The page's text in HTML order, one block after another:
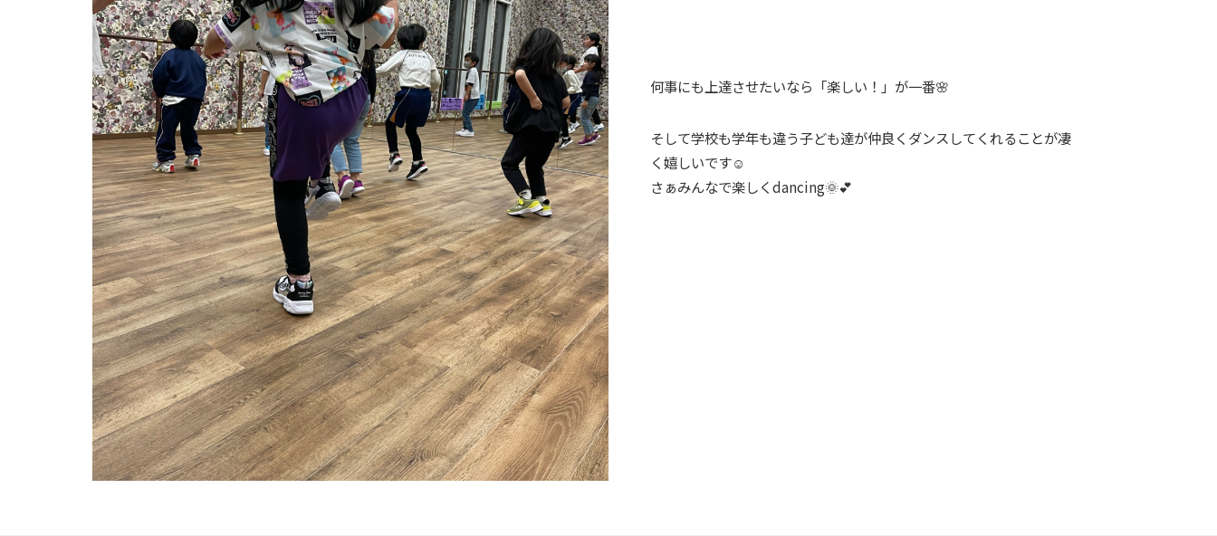
何事にも上達させたいなら「楽しい！」が一番🌸
そして学校も学年も違う子ども達が仲良くダンスしてくれることが凄
く嬉しいです☺️
さぁみんなで楽しくdancing🌞💕